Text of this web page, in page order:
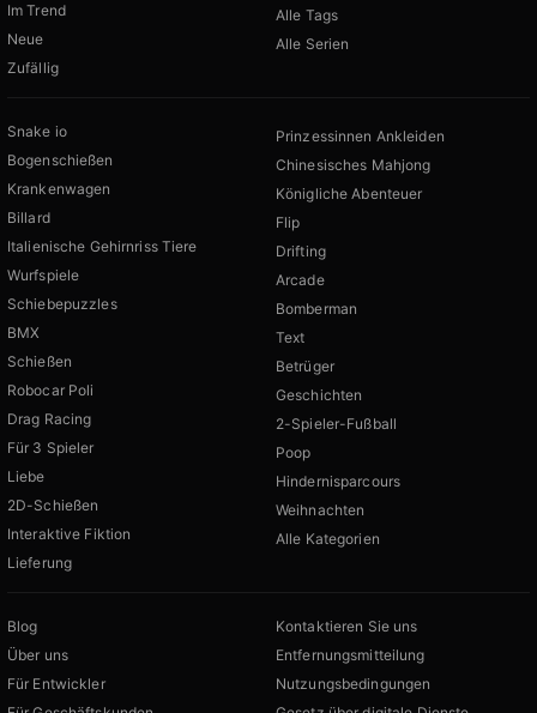
Im Trend
Neue
Zufällig
Alle Tags
Alle Serien
Snake io
Bogenschießen
Krankenwagen
Billard
Italienische Gehirnriss Tiere
Wurfspiele
Schiebepuzzles
BMX
Schießen
Robocar Poli
Drag Racing
Für 3 Spieler
Liebe
2D-Schießen
Interaktive Fiktion
Lieferung
Prinzessinnen Ankleiden
Chinesisches Mahjong
Königliche Abenteuer
Flip
Drifting
Arcade
Bomberman
Text
Betrüger
Geschichten
2-Spieler-Fußball
Poop
Hindernisparcours
Weihnachten
Alle Kategorien
Blog
Über uns
Für Entwickler
Kontaktieren Sie uns
Entfernungsmitteilung
Nutzungsbedingungen